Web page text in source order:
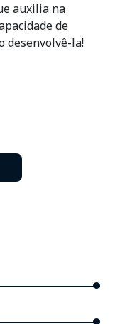
auxilia na
de
desenvolvê-la!